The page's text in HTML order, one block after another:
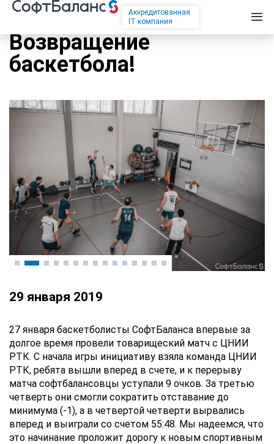
Аккредитованная
IT компания
Возвращение
баскетбола!
29 января 2019
27 января баскетболисты СофтБаланса впервые за
долгое время провели товарищеский матч с ЦНИИ
РТК. С начала игры инициативу взяла команда ЦНИИ
РТК, ребята вышли вперед в счете, и к перерыву
матча софтбалансовцы уступали 9 очков. За третью
четверть они смогли сократить отставание до
минимума (-1), а в четвертой четверти вырвались
вперед и выиграли со счетом 55:48. Мы надеемся, что
это начинание проложит дорогу к новым спортивным